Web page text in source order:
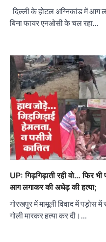
दिल्ली के होटल अग्निकांड में आग
बिना फायर एनओसी के चल रहा…
UP: गिड़गिड़ाती रही वो… फिर
आग लगाकर की अधेड़ की हत्या;
गोरखपुर में मामूली विवाद में पड़ोस
गोली मारकर हत्या कर दी।…